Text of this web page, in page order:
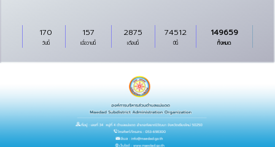
วันนี้
170
เมื่อวานนี้
157
เดือนนี้
2875
ปีนี้
74512
ทั้งหมด
149659